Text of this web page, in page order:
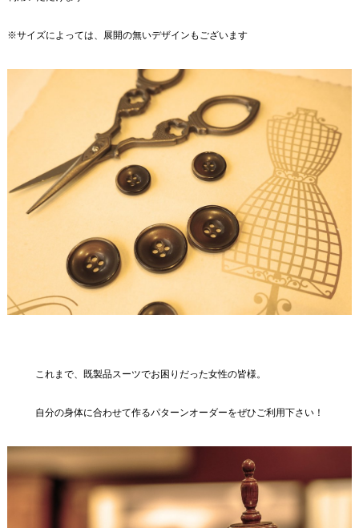
※サイズによっては、展開の無いデザインもございます
これまで、既製品スーツでお困りだった女性の皆様。
自分の身体に合わせて作るパターンオーダーをぜひご利用下さい！